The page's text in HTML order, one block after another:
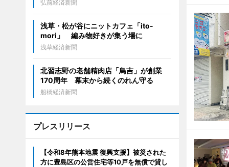
弘前経済新聞
浅草・松が谷にニットカフェ「ito-
mori」 編み物好きが集う場に
浅草経済新聞
北習志野の老舗精肉店「鳥吉」が創業
170周年 幕末から続くのれん守る
船橋経済新聞
プレスリリース
【令和8年熊本地震 復興支援】被災された
方に豊島区の公営住宅等10戸を無償で貸し